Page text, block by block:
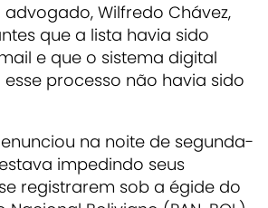
advogado, Wilfredo Chávez,
que a lista havia sido
e que o sistema digital
processo não havia sido
na noite de segunda-
impedindo seus
registrarem sob a égide do